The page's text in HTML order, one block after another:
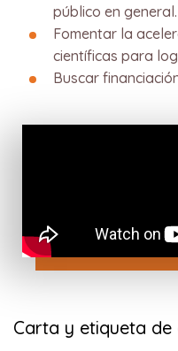
público en general.
Fomentar la
científicas para
Buscar
Carta y etiqueta